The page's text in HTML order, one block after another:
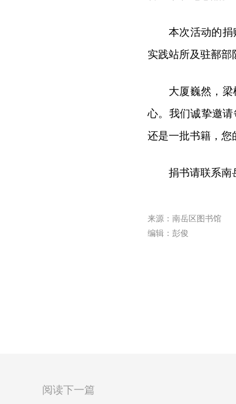
本次活动的
实践站所及驻鄯部
大厦巍然，
心。我们诚挚邀
还是一批书籍，您
捐书请联系南
来源：南岳区图书馆
编辑：彭俊
阅读下一篇